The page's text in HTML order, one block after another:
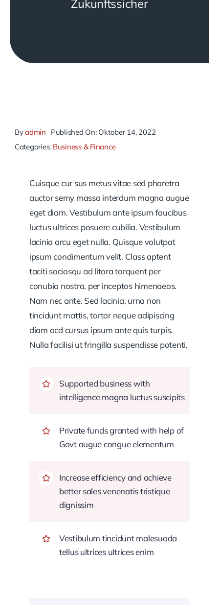
Zukunftssicher
Byadmin
Published On: Oktober 14, 2022
Categories: Business & Finance
Cuisque cur sus metus vitae sed pharetra
auctor semy massa interdum magna augue
eget diam. Vestibulum ante ipsum faucibus
luctus ultrices posuere cubilia. Vestibulum
lacinia arcu eget nulla. Quisque volutpat
ipsum condimentum velit. Class aptent
taciti sociosqu ad litora torquent per
conubia nostra, per inceptos himenaeos.
Nam nec ante. Sed lacinia, urna non
tincidunt mattis, tortor neque adipiscing
diam acd cursus ipsum ante quis turpis.
Nulla facilisi ut fringilla suspendisse potenti.
Supported business with
intelligence magna luctus suscipits
Private funds granted with help of
Govt augue congue elementum
Increase efficiency and achieve
better sales venenatis tristique
dignissim
Vestibulum tincidunt malesuada
tellus ultrices ultrices enim